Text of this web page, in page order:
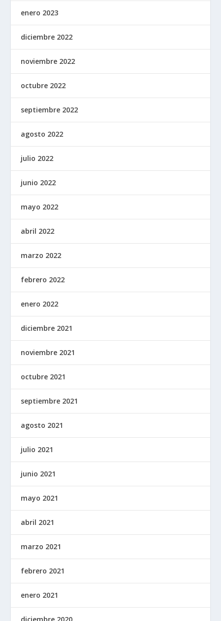
enero 2023
diciembre 2022
noviembre 2022
octubre 2022
septiembre 2022
agosto 2022
julio 2022
junio 2022
mayo 2022
abril 2022
marzo 2022
febrero 2022
enero 2022
diciembre 2021
noviembre 2021
octubre 2021
septiembre 2021
agosto 2021
julio 2021
junio 2021
mayo 2021
abril 2021
marzo 2021
febrero 2021
enero 2021